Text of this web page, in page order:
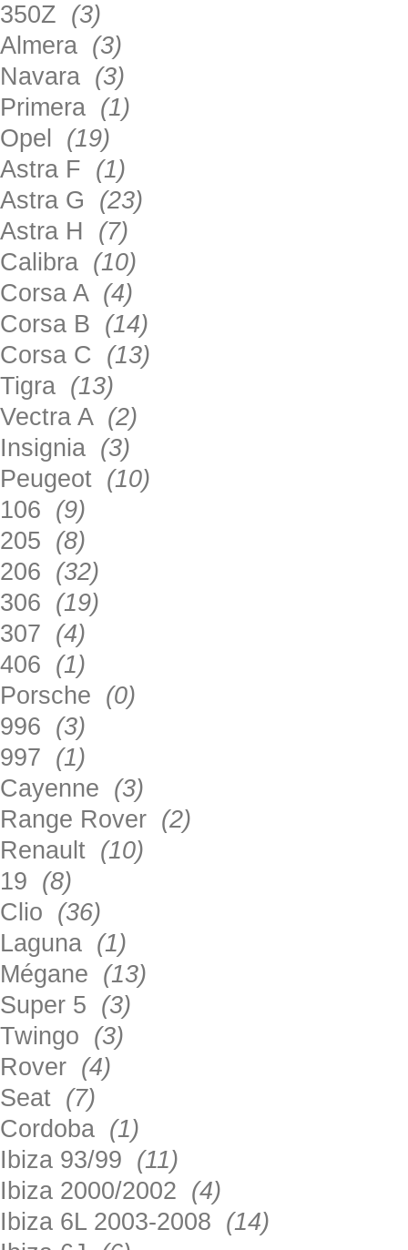
350Z (3)
Almera (3)
Navara (3)
Primera (1)
Opel (19)
Astra F (1)
Astra G (23)
Astra H (7)
Calibra (10)
Corsa A (4)
Corsa B (14)
Corsa C (13)
Tigra (13)
Vectra A (2)
Insignia (3)
Peugeot (10)
106 (9)
205 (8)
206 (32)
306 (19)
307 (4)
406 (1)
Porsche (0)
996 (3)
997 (1)
Cayenne (3)
Range Rover (2)
Renault (10)
19 (8)
Clio (36)
Laguna (1)
Mégane (13)
Super 5 (3)
Twingo (3)
Rover (4)
Seat (7)
Cordoba (1)
Ibiza 93/99 (11)
Ibiza 2000/2002 (4)
Ibiza 6L 2003-2008 (14)